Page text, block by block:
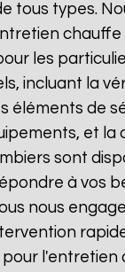
tous types.
chauffe
les
incluant la
éléments de
et la
sont
à vos
nous
l'entretien